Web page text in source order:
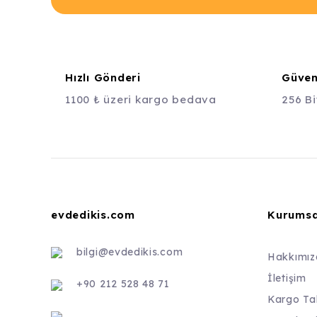
Hızlı Gönderi
1100 ₺ üzeri kargo bedava
256
evdedikis.com
bilgi@evdedikis.com
+90 212 528 48 71
İletişim
Kargo